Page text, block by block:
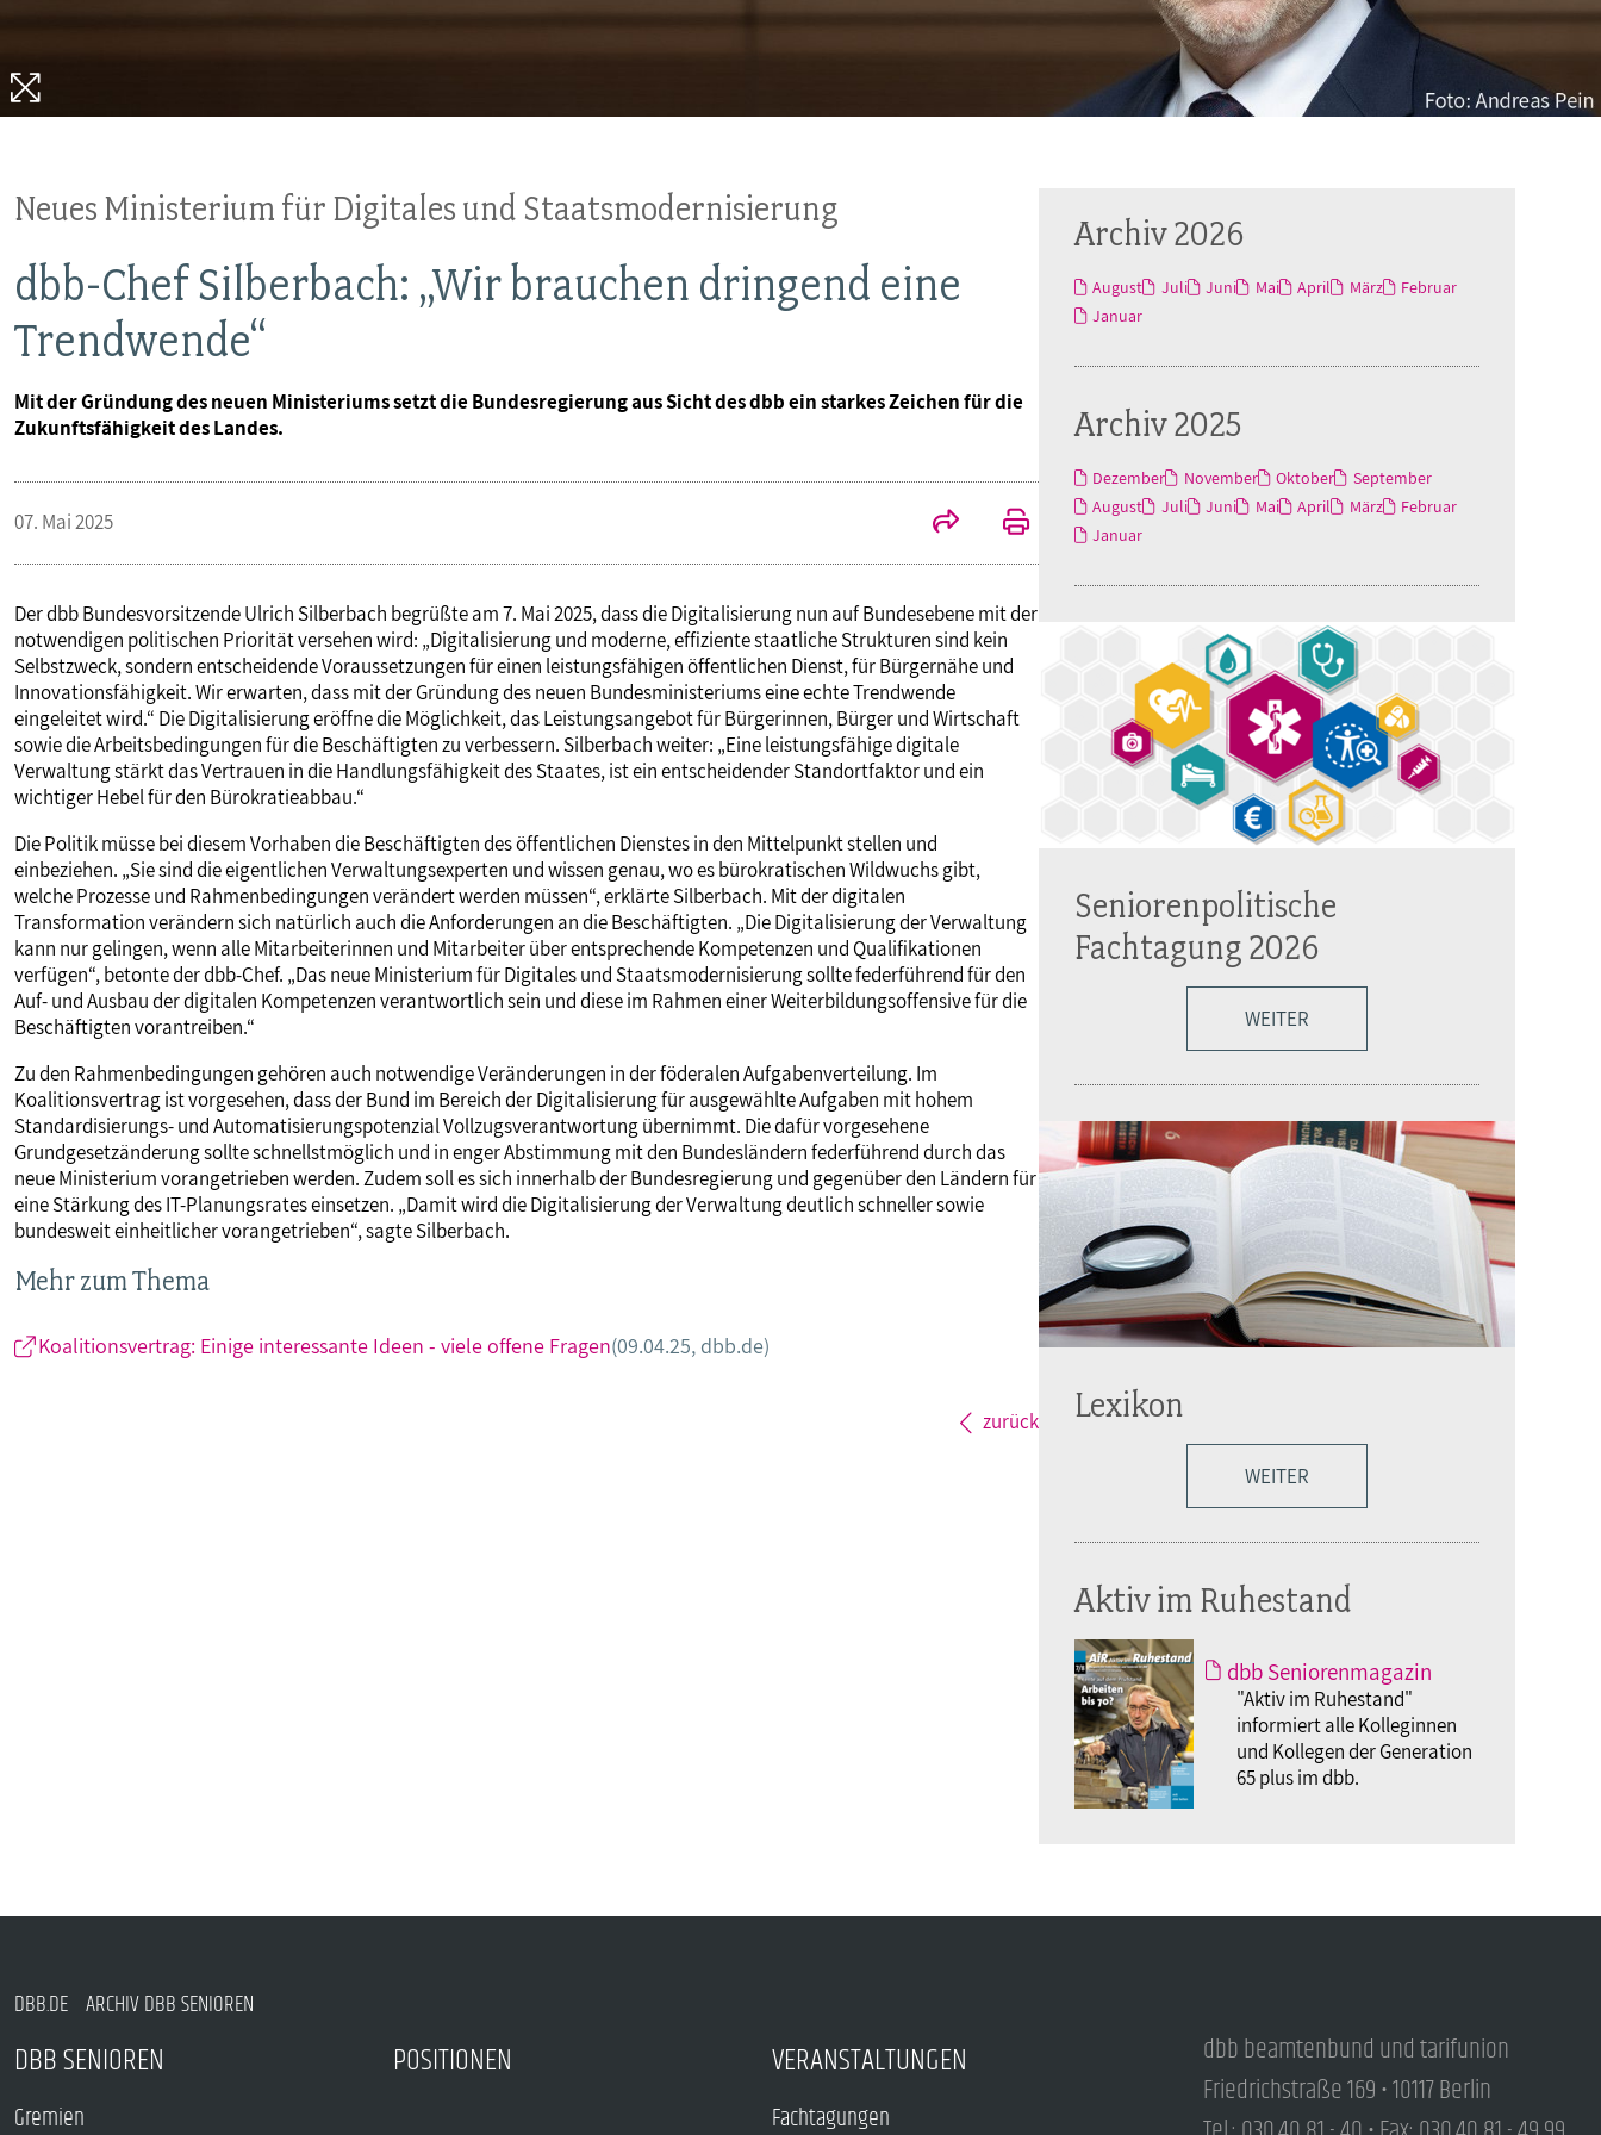
Neues Ministerium für Digitales und Staatsmodernisierung
dbb-Chef Silberbach: „Wir brauchen dringend eine
Trendwende“
Mit der Gründung des neuen Ministeriums setzt die Bundesregierung aus Sicht des dbb ein starkes Zeichen für die
Zukunftsfähigkeit des Landes.
07. Mai 2025
Der dbb Bundesvorsitzende Ulrich Silberbach begrüßte am 7. Mai 2025, dass die Digitalisierung nun auf Bundesebene mit der
notwendigen politischen Priorität versehen wird: „Digitalisierung und moderne, effiziente staatliche Strukturen sind kein
Selbstzweck, sondern entscheidende Voraussetzungen für einen leistungsfähigen öffentlichen Dienst, für Bürgernähe und
Innovationsfähigkeit. Wir erwarten, dass mit der Gründung des neuen Bundesministeriums eine echte Trendwende
eingeleitet wird.“ Die Digitalisierung eröffne die Möglichkeit, das Leistungsangebot für Bürgerinnen, Bürger und Wirtschaft
sowie die Arbeitsbedingungen für die Beschäftigten zu verbessern. Silberbach weiter: „Eine leistungsfähige digitale
Verwaltung stärkt das Vertrauen in die Handlungsfähigkeit des Staates, ist ein entscheidender Standortfaktor und ein
wichtiger Hebel für den Bürokratieabbau.“
Die Politik müsse bei diesem Vorhaben die Beschäftigten des öffentlichen Dienstes in den Mittelpunkt stellen und
einbeziehen. „Sie sind die eigentlichen Verwaltungsexperten und wissen genau, wo es bürokratischen Wildwuchs gibt,
welche Prozesse und Rahmenbedingungen verändert werden müssen“, erklärte Silberbach. Mit der digitalen
Transformation verändern sich natürlich auch die Anforderungen an die Beschäftigten. „Die Digitalisierung der Verwaltung
kann nur gelingen, wenn alle Mitarbeiterinnen und Mitarbeiter über entsprechende Kompetenzen und Qualifikationen
verfügen“, betonte der dbb-Chef. „Das neue Ministerium für Digitales und Staatsmodernisierung sollte federführend für den
Auf- und Ausbau der digitalen Kompetenzen verantwortlich sein und diese im Rahmen einer Weiterbildungsoffensive für die
Beschäftigten vorantreiben.“
Zu den Rahmenbedingungen gehören auch notwendige Veränderungen in der föderalen Aufgabenverteilung. Im
Koalitionsvertrag ist vorgesehen, dass der Bund im Bereich der Digitalisierung für ausgewählte Aufgaben mit hohem
Standardisierungs- und Automatisierungspotenzial Vollzugsverantwortung übernimmt. Die dafür vorgesehene
Grundgesetzänderung sollte schnellstmöglich und in enger Abstimmung mit den Bundesländern federführend durch das
neue Ministerium vorangetrieben werden. Zudem soll es sich innerhalb der Bundesregierung und gegenüber den Ländern für
eine Stärkung des IT-Planungsrates einsetzen. „Damit wird die Digitalisierung der Verwaltung deutlich schneller sowie
bundesweit einheitlicher vorangetrieben“, sagte Silberbach.
Mehr zum Thema
Koalitionsvertrag: Einige interessante Ideen - viele offene Fragen(09.04.25, dbb.de)
zurück
Archiv 2026
August Juli Juni Mai April März
Februar
Januar
Archiv 2025
Dezember November Oktober
September
August
Juli Juni Mai April März
Februar
Januar
Seniorenpolitische
Fachtagung 2026
WEITER
Lexikon
WEITER
Aktiv im Ruhestand
dbb Seniorenmagazin
"Aktiv im Ruhestand"
informiert alle Kolleginnen
und Kollegen der Generation
65 plus im dbb.
DBB.DE ARCHIV DBB SENIOREN
DBB SENIOREN
Gremien
POSITIONEN VERANSTALTUNGEN
Fachtagungen
dbb beamtenbund und tarifunion
Friedrichstraße 169 • 10117 Berlin